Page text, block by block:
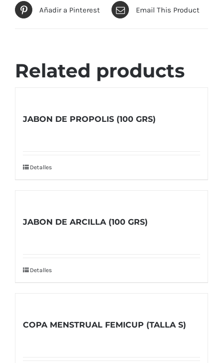
Añadir a Pinterest Email This Product
Related products
JABON DE PROPOLIS (100 GRS)
Detalles
JABON DE ARCILLA (100 GRS)
Detalles
COPA MENSTRUAL FEMICUP (TALLA S)